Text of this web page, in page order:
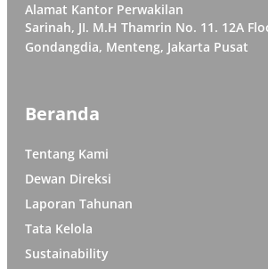
Alamat Kantor Perwakilan
Sarinah, JI. M.H Thamrin No. 11. 12A
Gondangdia, Menteng, Jakarta Pusat
Beranda
Tentang Kami
Dewan Direksi
Laporan Tahunan
Tata Kelola
Sustainability